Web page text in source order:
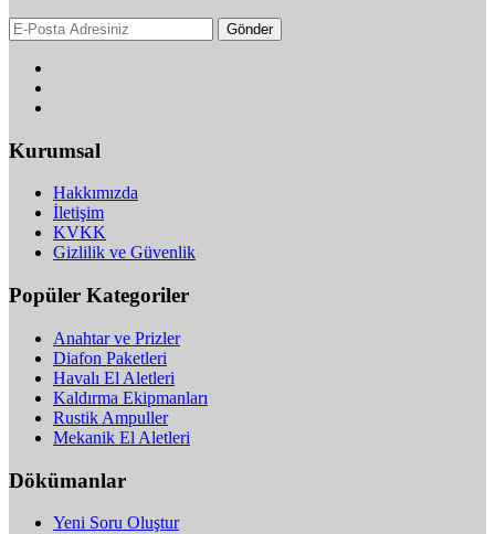
Gönder
Kurumsal
Hakkımızda
İletişim
KVKK
Gizlilik ve Güvenlik
Popüler Kategoriler
Anahtar ve Prizler
Diafon Paketleri
Havalı El Aletleri
Kaldırma Ekipmanları
Rustik Ampuller
Mekanik El Aletleri
Dökümanlar
Yeni Soru Oluştur